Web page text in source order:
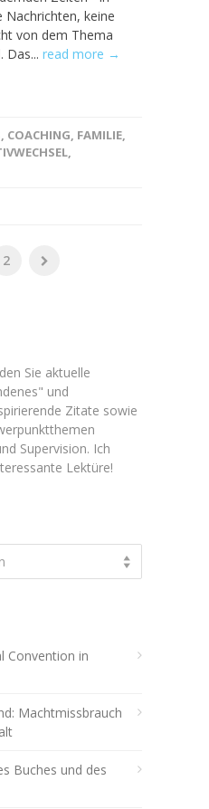
Nachrichten, keine
von dem Thema
Das... read more →
, COACHING, FAMILIE,
,
2
Sie aktuelle
und
Zitate sowie
Supervision. Ich
Lektüre!
Convention in
Machtmissbrauch
Buches und des